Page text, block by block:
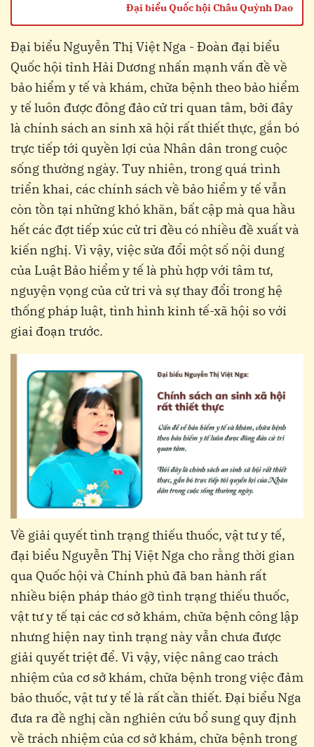
Đại biểu Quốc hội Châu Quỳnh Dao
Đại biểu Nguyễn Thị Việt Nga - Đoàn đại biểu
Quốc hội tỉnh Hải Dương nhấn mạnh vấn đề về
bảo hiểm y tế và khám, chữa bệnh theo bảo hiểm
y tế luôn được đông đảo cử tri quan tâm, bởi đây
là chính sách an sinh xã hội rất thiết thực, gắn bó
trực tiếp tới quyền lợi của Nhân dân trong cuộc
sống thường ngày. Tuy nhiên, trong quá trình
triển khai, các chính sách về bảo hiểm y tế vẫn
còn tồn tại những khó khăn, bất cập mà qua hầu
hết các đợt tiếp xúc cử tri đều có nhiều đề xuất và
kiến nghị. Vì vậy, việc sửa đổi một số nội dung
của Luật Bảo hiểm y tế là phù hợp với tâm tư,
nguyện vọng của cử tri và sự thay đổi trong hệ
thống pháp luật, tình hình kinh tế-xã hội so với
giai đoạn trước.
Về giải quyết tình trạng thiếu thuốc, vật tư y tế,
đại biểu Nguyễn Thị Việt Nga cho rằng thời gian
qua Quốc hội và Chính phủ đã ban hành rất
nhiều biện pháp tháo gỡ tình trạng thiếu thuốc,
vật tư y tế tại các cơ sở khám, chữa bệnh công lập
nhưng hiện nay tình trạng này vẫn chưa được
giải quyết triệt để. Vì vậy, việc nâng cao trách
nhiệm của cơ sở khám, chữa bệnh trong việc đảm
bảo thuốc, vật tư y tế là rất cần thiết. Đại biểu Nga
đưa ra đề nghị cần nghiên cứu bổ sung quy định
về trách nhiệm của cơ sở khám, chữa bệnh trong